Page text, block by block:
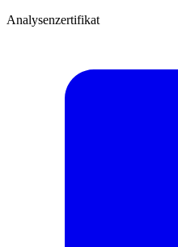
Analysenzertifikat